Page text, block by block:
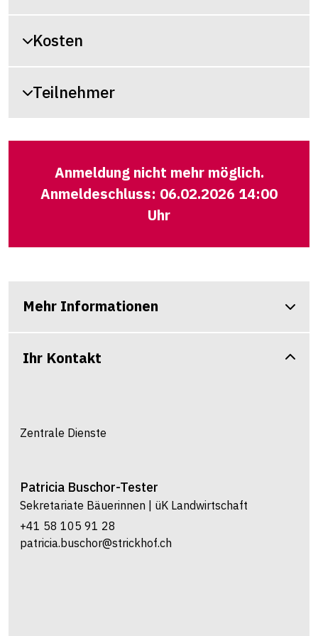
Kosten
Teilnehmer
Anmeldung nicht mehr möglich.
Anmeldeschluss: 06.02.2026 14:00
Uhr
Mehr Informationen
Ihr Kontakt
Zentrale Dienste
Patricia Buschor-Tester
Sekretariate Bäuerinnen | üK Landwirtschaft
+41 58 105 91 28
patricia.buschor@strickhof.ch